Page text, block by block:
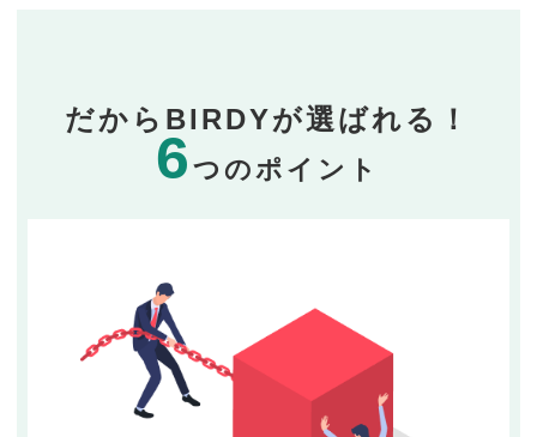
だからBIRDYが選ばれる！
6つのポイント